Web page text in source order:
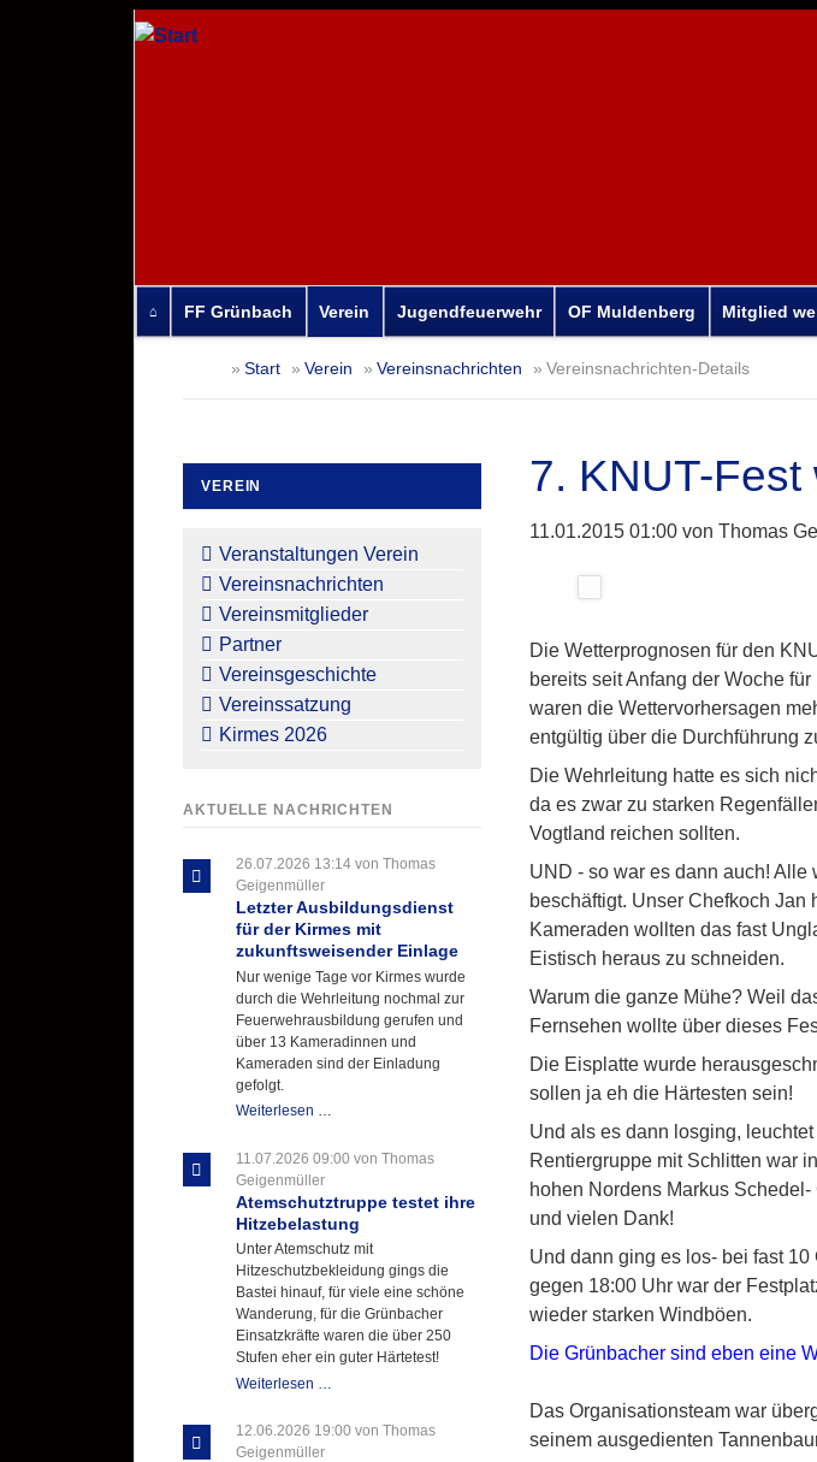
FF Grünbach Verein Jugendfeuerwehr OF Muldenberg Mitglied
überspringen
Start Verein Vereinsnachrichten Vereinsnachrichten-Details
7. KNUT-
11.01.2015 01:00 von Thomas
Die Wetterprognosen für den
bereits seit Anfang der Woche
waren die Wettervorhersagen
entgültig über die Durchführung
Die Wehrleitung hatte es sich
da es zwar zu starken
Vogtland reichen sollten.
UND - so war es dann auch! Alle
beschäftigt. Unser Chefkoch
Kameraden wollten das fast
Eistisch heraus zu schneiden.
Warum die ganze Mühe? Weil
Fernsehen wollte über dieses
Die Eisplatte wurde
sollen ja eh die Härtesten sein!
Und als es dann losging,
Rentiergruppe mit Schlitten war
hohen Nordens Markus
und vielen Dank!
Und dann ging es los- bei fast
gegen 18:00 Uhr war der
wieder starken Windböen.
Die Grünbacher sind eben eine
Das Organisationsteam war
seinem ausgedienten
VEREIN
überspringen
Veranstaltungen Verein
Vereinsnachrichten
Vereinsmitglieder
Partner
Vereinsgeschichte
Vereinssatzung
Kirmes 2026
AKTUELLE NACHRICHTEN
26.07.2026 13:14 von Thomas
Geigenmüller
Letzter Ausbildungsdienst
für der Kirmes mit
zukunftsweisender Einlage
Nur wenige Tage vor Kirmes wurde
durch die Wehrleitung nochmal zur
Feuerwehrausbildung gerufen und
über 13 Kameradinnen und
Kameraden sind der Einladung
gefolgt.
Weiterlesen …
für
Kirmes
mit
zukunftsweisender
Einlage
11.07.2026 09:00 von Thomas
Geigenmüller
Atemschutztruppe testet ihre
Hitzebelastung
Unter Atemschutz mit
Hitzeschutzbekleidung gings die
Bastei hinauf, für viele eine schöne
Wanderung, für die Grünbacher
Einsatzkräfte waren die über 250
Stufen eher ein guter Härtetest!
Weiterlesen …
ihre
12.06.2026 19:00 von Thomas
Geigenmüller